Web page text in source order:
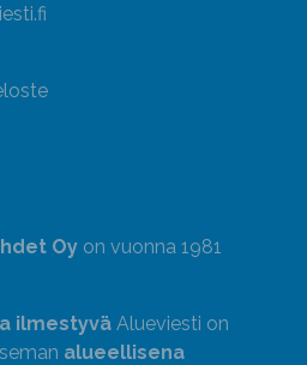
Oy on vuonna 1981
ilmestyvä Alueviesti on
alueellisena